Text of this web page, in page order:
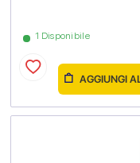
1 Disponibile
AGGIUNGI